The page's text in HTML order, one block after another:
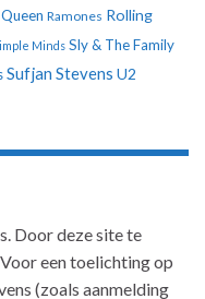
Queen Ramones Rolling
Minds Sly & The Family
Sufjan Stevens U2
Door deze site te
een toelichting op
(zoals aanmelding